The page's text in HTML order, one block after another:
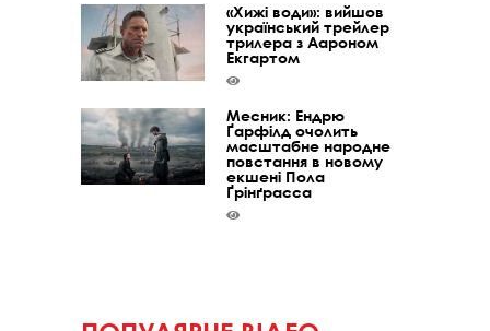
«Хижі води»: вийшов
український трейлер
трилера з Аароном
Екгартом
Месник: Ендрю
Ґарфілд очолить
масштабне народне
повстання в новому
екшені Пола
Ґрінґрасса